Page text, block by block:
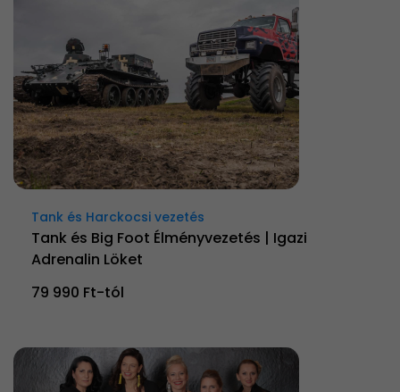
Tank és Harckocsi vezetés
Tank és Big Foot Élményvezetés | Igazi
Adrenalin Löket
79 990 Ft-tól